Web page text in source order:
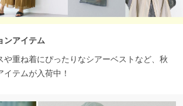
ンアイテム
や重ね着にぴったりなシアーベストなど、秋
イテムが入荷中！